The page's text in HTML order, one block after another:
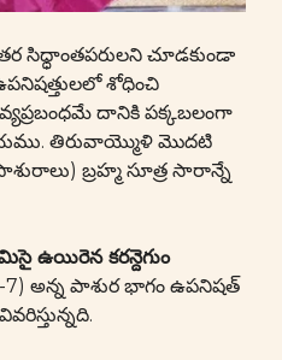
చూడకుండా
శోధించి
దానికి పక్కబలంగా
తిరువాయ్మొళి మొదటి
బ్రహ్మ సూత్ర సారాన్నే
ఉయిరెన కరన్దెగుం
అన్న పాశుర భాగం ఉపనిషత్